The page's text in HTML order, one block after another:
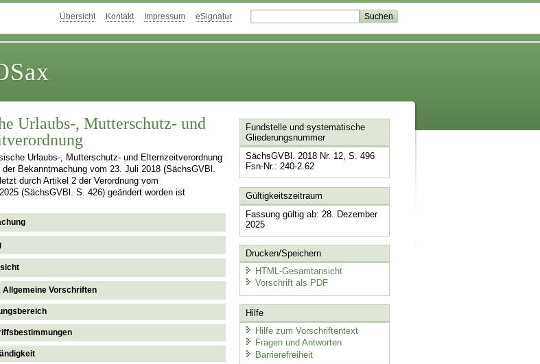
Übersicht Kontakt Impressum eSignatur
Urlaubs-, Mutterschutz- und
Urlaubs-, Mutterschutz- und Elternzeitverordnung
der Bekanntmachung vom 23. Juli 2018 (SächsGVBl.
durch Artikel 2 der Verordnung vom
(SächsGVBl. S. 426) geändert worden ist
Allgemeine Vorschriften
Fundstelle und systematische
Gliederungsnummer
SächsGVBl. 2018 Nr. 12, S. 496
Fsn-Nr.: 240-2.62
Gültigkeitszeitraum
Fassung gültig ab: 28. Dezember
2025
Drucken/Speichern
HTML-Gesamtansicht
Vorschrift als PDF
Hilfe
Hilfe zum Vorschriftentext
Fragen und Antworten
Barrierefreiheit